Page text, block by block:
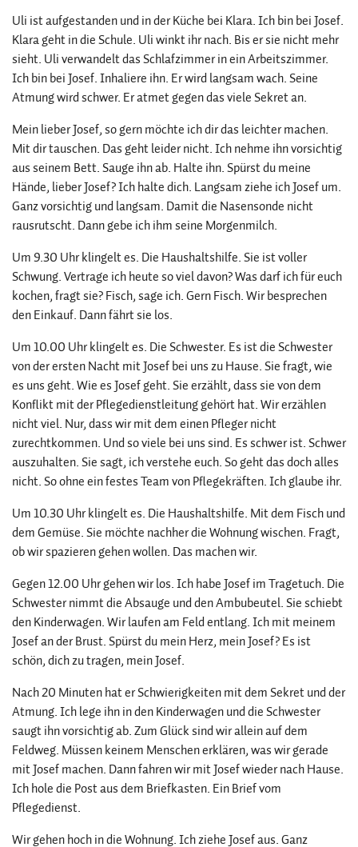
Uli ist aufgestanden und in der Küche bei Klara. Ich bin bei Josef.
Klara geht in die Schule. Uli winkt ihr nach. Bis er sie nicht mehr
sieht. Uli verwandelt das Schlafzimmer in ein Arbeitszimmer.
Ich bin bei Josef. Inhaliere ihn. Er wird langsam wach. Seine
Atmung wird schwer. Er atmet gegen das viele Sekret an.
Mein lieber Josef, so gern möchte ich dir das leichter machen.
Mit dir tauschen. Das geht leider nicht. Ich nehme ihn vorsichtig
aus seinem Bett. Sauge ihn ab. Halte ihn. Spürst du meine
Hände, lieber Josef? Ich halte dich. Langsam ziehe ich Josef um.
Ganz vorsichtig und langsam. Damit die Nasensonde nicht
rausrutscht. Dann gebe ich ihm seine Morgenmilch.
Um 9.30 Uhr klingelt es. Die Haushaltshilfe. Sie ist voller
Schwung. Vertrage ich heute so viel davon? Was darf ich für euch
kochen, fragt sie? Fisch, sage ich. Gern Fisch. Wir besprechen
den Einkauf. Dann fährt sie los.
Um 10.00 Uhr klingelt es. Die Schwester. Es ist die Schwester
von der ersten Nacht mit Josef bei uns zu Hause. Sie fragt, wie
es uns geht. Wie es Josef geht. Sie erzählt, dass sie von dem
Konflikt mit der Pflegedienstleitung gehört hat. Wir erzählen
nicht viel. Nur, dass wir mit dem einen Pfleger nicht
zurechtkommen. Und so viele bei uns sind. Es schwer ist. Schwer
auszuhalten. Sie sagt, ich verstehe euch. So geht das doch alles
nicht. So ohne ein festes Team von Pflegekräften. Ich glaube ihr.
Um 10.30 Uhr klingelt es. Die Haushaltshilfe. Mit dem Fisch und
dem Gemüse. Sie möchte nachher die Wohnung wischen. Fragt,
ob wir spazieren gehen wollen. Das machen wir.
Gegen 12.00 Uhr gehen wir los. Ich habe Josef im Tragetuch. Die
Schwester nimmt die Absauge und den Ambubeutel. Sie schiebt
den Kinderwagen. Wir laufen am Feld entlang. Ich mit meinem
Josef an der Brust. Spürst du mein Herz, mein Josef? Es ist
schön, dich zu tragen, mein Josef.
Nach 20 Minuten hat er Schwierigkeiten mit dem Sekret und der
Atmung. Ich lege ihn in den Kinderwagen und die Schwester
saugt ihn vorsichtig ab. Zum Glück sind wir allein auf dem
Feldweg. Müssen keinem Menschen erklären, was wir gerade
mit Josef machen. Dann fahren wir mit Josef wieder nach Hause.
Ich hole die Post aus dem Briefkasten. Ein Brief vom
Pflegedienst.
Wir gehen hoch in die Wohnung. Ich ziehe Josef aus. Ganz